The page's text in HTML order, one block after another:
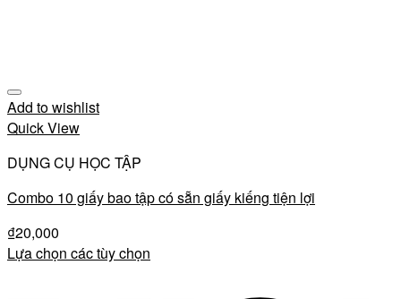
Add to wishlist
Quick View
DỤNG CỤ HỌC TẬP
Combo 10 giấy bao tập có sẵn giấy kiếng tiện lợi
₫20,000
Lựa chọn các tùy chọn